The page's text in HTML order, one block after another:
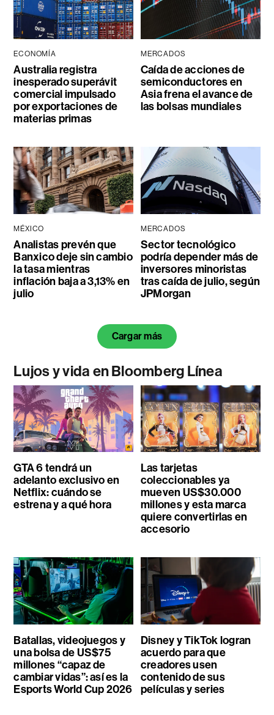
ECONOMÍA
Australia registra
inesperado superávit
comercial impulsado
por exportaciones de
materias primas
MERCADOS
Caída de acciones de
semiconductores en
Asia frena el avance de
las bolsas mundiales
MÉXICO
Analistas prevén que
Banxico deje sin cambio
la tasa mientras
inflación baja a 3,13% en
julio
MERCADOS
Sector tecnológico
podría depender más de
inversores minoristas
tras caída de julio, según
JPMorgan
Cargar más
Lujos y vida en Bloomberg Línea
GTA 6 tendrá un
adelanto exclusivo en
Netflix: cuándo se
estrena y a qué hora
Las tarjetas
coleccionables ya
mueven US$30.000
millones y esta marca
quiere convertirlas en
accesorio
Batallas, videojuegos y
una bolsa de US$75
millones “capaz de
cambiar vidas”: así es la
Esports World Cup 2026
Disney y TikTok logran
acuerdo para que
creadores usen
contenido de sus
películas y series